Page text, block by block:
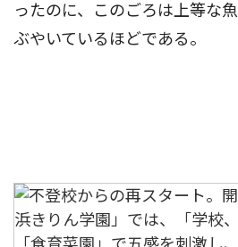
ったのに、このごろは上等な
ぶやいているほどである。